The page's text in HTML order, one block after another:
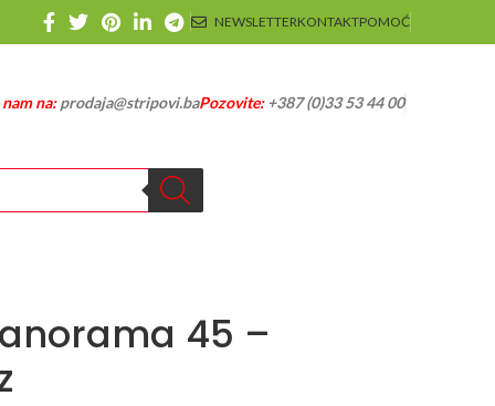
NEWSLETTERKONTAKTPOMOĆ
na:prodaja@stripovi.baPozovite:+387 (0)33 53 44 00
45 –